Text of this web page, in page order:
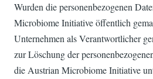
Wurden die personenbezogenen
Microbiome Initiative öffentlich
Unternehmen als Verantwortlicher
zur Löschung der
die Austrian Microbiome Initiative